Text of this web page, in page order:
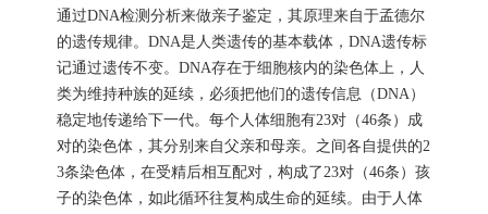
通过DNA检测分析来做亲子鉴定，其原理来自于孟德尔
的遗传规律。DNA是人类遗传的基本载体，DNA遗传标
记通过遗传不变。DNA存在于细胞核内的染色体上，人
类为维持种族的延续，必须把他们的遗传信息（DNA）
稳定地传递给下一代。每个人体细胞有23对（46条）成
对的染色体，其分别来自父亲和母亲。之间各自提供的2
3条染色体，在受精后相互配对，构成了23对（46条）孩
子的染色体，如此循环往复构成生命的延续。由于人体